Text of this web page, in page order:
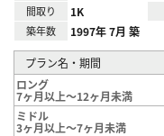
間取り 1K
築年数 1997年 7月 築
プラン名・期間
ロング
7ヶ月以上～12ヶ月未満
ミドル
3ヶ月以上～7ヶ月未満